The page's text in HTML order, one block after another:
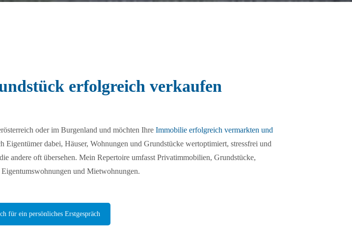
erfolgreich verkaufen
oder im Burgenland und möchten Ihre Immobilie erfolgreich vermarkten und
dabei, Häuser, Wohnungen und Grundstücke wertoptimiert, stressfrei und
andere oft übersehen. Mein Repertoire umfasst Privatimmobilien, Grundstücke,
und Mietwohnungen.
für ein persönliches Erstgespräch